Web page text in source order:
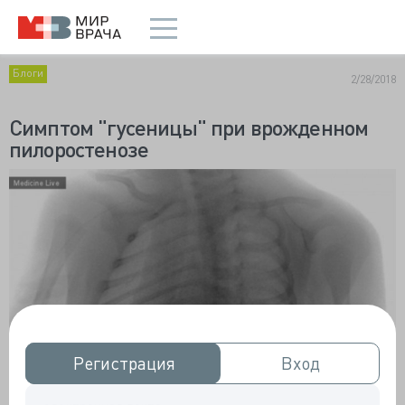
Регистрация
Регистрация Вход
Вход
Блоги 2/28/2018
Симптом "гусеницы" при врожденном
пилоростенозе